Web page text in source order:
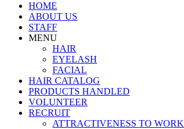
HOME
ABOUT US
STAFF
MENU
HAIR
EYELASH
FACIAL
HAIR CATALOG
PRODUCTS HANDLED
VOLUNTEER
RECRUIT
ATTRACTIVENESS TO WORK